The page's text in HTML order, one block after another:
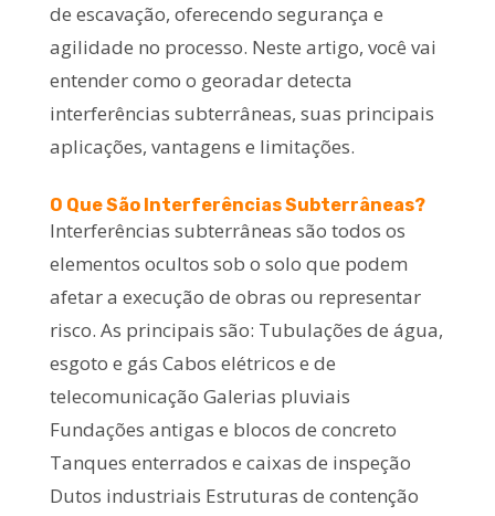
de escavação, oferecendo segurança e
agilidade no processo. Neste artigo, você vai
entender como o georadar detecta
interferências subterrâneas, suas principais
aplicações, vantagens e limitações.
O Que São Interferências Subterrâneas?
Interferências subterrâneas são todos os
elementos ocultos sob o solo que podem
afetar a execução de obras ou representar
risco. As principais são: Tubulações de água,
esgoto e gás Cabos elétricos e de
telecomunicação Galerias pluviais
Fundações antigas e blocos de concreto
Tanques enterrados e caixas de inspeção
Dutos industriais Estruturas de contenção